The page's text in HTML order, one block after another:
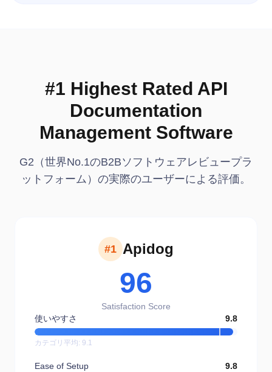
#1 Highest Rated API
Documentation
Management Software
G2（世界No.1のB2Bソフトウェアレビュープラ
ットフォーム）の実際のユーザーによる評価。
#1 Apidog
96
Satisfaction Score
使いやすさ
9.8
カテゴリ平均: 9.1
Ease of Setup 9.8